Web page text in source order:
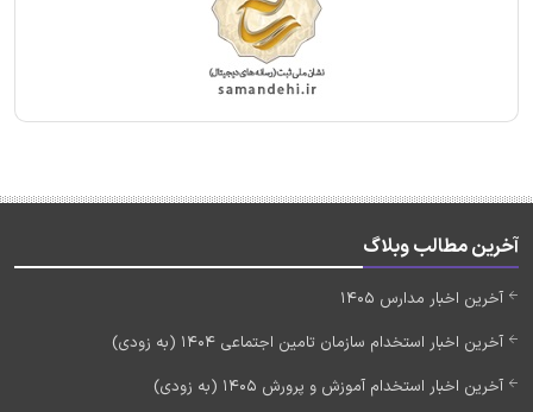
آخرین مطالب وبلاگ
آخرین اخبار مدارس 1405
آخرین اخبار استخدام سازمان تامین اجتماعی 1404 (به زودی)
آخرین اخبار استخدام آموزش و پرورش 1405 (به زودی)